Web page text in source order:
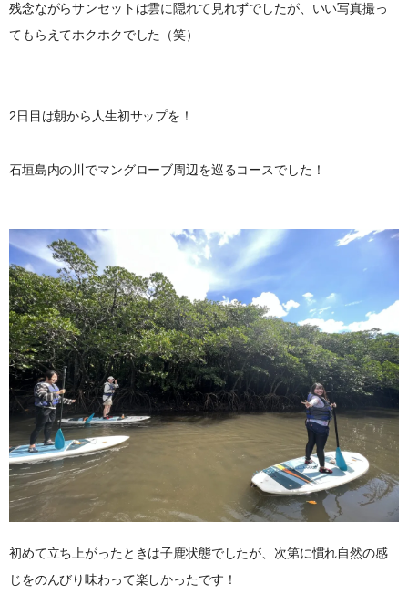
残念ながらサンセットは雲に隠れて見れずでしたが、いい写真撮っ
てもらえてホクホクでした（笑）
2日目は朝から人生初サップを！
石垣島内の川でマングローブ周辺を巡るコースでした！
初めて立ち上がったときは子鹿状態でしたが、次第に慣れ自然の感
じをのんびり味わって楽しかったです！